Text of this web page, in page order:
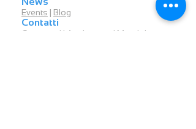
Events | Blog
Contatti
Contattaci | Assistenza | Membri